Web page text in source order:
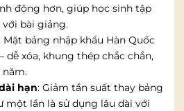
động hơn, giúp học sinh tập
bài giảng.
Mặt bảng nhập khẩu Hàn Quốc
dễ xóa, khung thép chắc chắn,
hạn: Giảm tần suất thay bảng
một lần là sử dụng lâu dài với